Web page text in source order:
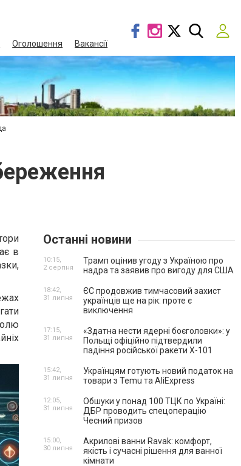
Оголошення Вакансії
в
Останні новини
Трамп оцінив угоду з Україною про
надра та заявив про вигоду для США
10:15,
2 серпня
ЄС продовжив тимчасовий захист
українців ще на рік: проте є
виключення
18:42,
31 липня
«Здатна нести ядерні боєголовки»: у
Польщі офіційно підтвердили
падіння російської ракети Х-101
17:15,
31 липня
Українцям готують новий податок на
товари з Temu та AliExpress
15:42,
31 липня
Обшуки у понад 100 ТЦК по Україні:
ДБР проводить спецоперацію
Чесний призов
12:05,
31 липня
Акрилові ванни Ravak: комфорт,
якість і сучасні рішення для ванної
кімнати
15:00,
30 липня